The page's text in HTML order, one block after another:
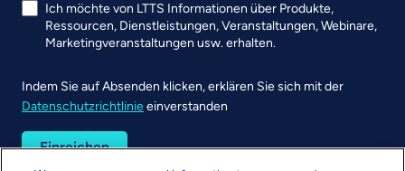
Ich möchte von LTTS Informationen über Produkte,
Ressourcen, Dienstleistungen, Veranstaltungen, Webinare,
Marketingveranstaltungen usw. erhalten.
Indem Sie auf Absenden klicken, erklären Sie sich mit der
Datenschutzrichtlinie einverstanden